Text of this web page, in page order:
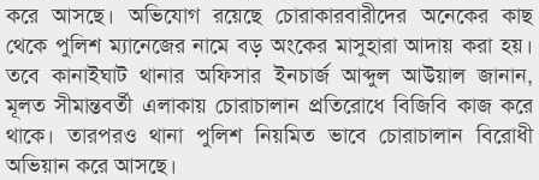
করে আসছে। অভিযোগ রয়েছে চোরাকারবারীদের অনেকের কাছ
থেকে পুলিশ ম্যানেজের নামে বড় অংকের মাসুহারা আদায় করা হয়।
তবে কানাইঘাট থানার অফিসার ইনচার্জ আব্দুল আউয়াল জানান,
মূলত সীমান্তবর্তী এলাকায় চোরাচালান প্রতিরোধে বিজিবি কাজ করে
থাকে। তারপরও থানা পুলিশ নিয়মিত ভাবে চোরাচালান বিরোধী
অভিয়ান করে আসছে।